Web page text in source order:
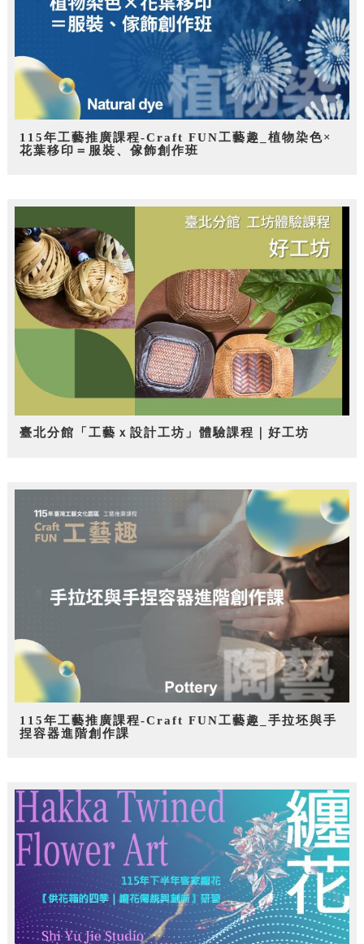
115年工藝推廣課程-Craft FUN工藝趣_植物染色×
花葉移印＝服裝、傢飾創作班
臺北分館「工藝ｘ設計工坊」體驗課程｜好工坊
115年工藝推廣課程-Craft FUN工藝趣_手拉坯與手
捏容器進階創作課